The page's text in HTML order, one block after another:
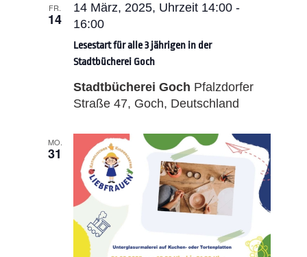
FR.
14
Lesestart für alle 3 jährigen in der
Stadtbücherei Goch
14 März, 2025, Uhrzeit 14:00 -
16:00
Stadtbücherei Goch Pfalzdorfer
Straße 47, Goch, Deutschland
MO.
31